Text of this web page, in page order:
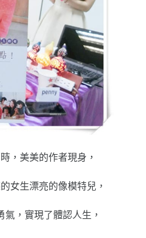
，美美的作者現身，
女生漂亮的像模特兒，
，實現了體認人生，